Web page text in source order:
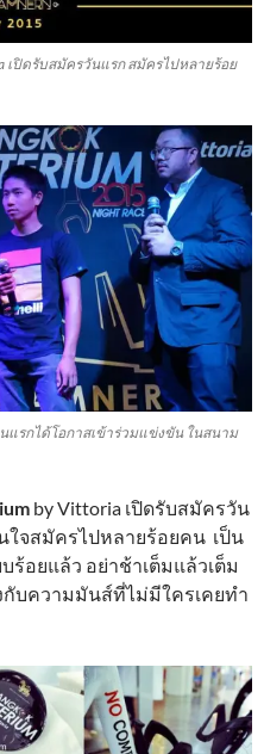
เปิดรับสมัครวันแรก สมัครไปหลายร้อย
แรกได้โอกาสเข้าร่วมแข่งขัน ในสนาม
by Vittoria เปิดรับสมัครวัน
จสมัครไปหลายร้อยคน เป็น
ร้อยแล้ว อย่าช้าเต็มแล้วเต็ม
บความมันส์ที่ไม่มีใครเคยทำ